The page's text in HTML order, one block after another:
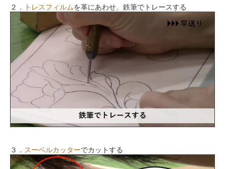
２． トレスフィルムを革にあわせ、鉄筆でトレースする
３． スーベルカッターでカットする